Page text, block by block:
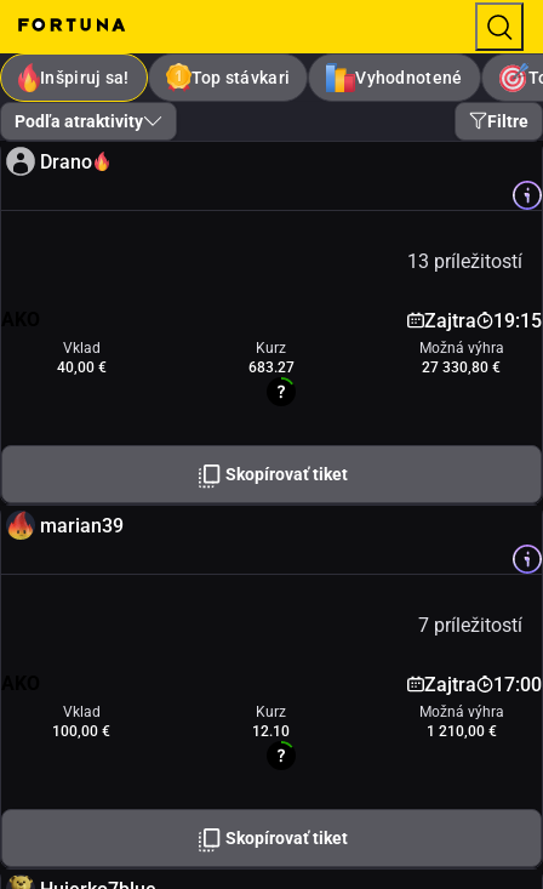
Inšpiruj sa! Top stávkari Vyhodnotené
Podľa atraktivity Filtre
Drano
13 príležitostí
Zajtra 19:15
Vklad
40,00 €
Kurz
683.27
Možná výhra
27 330,80 €
Skopírovať tiket
marian39
7 príležitostí
Zajtra 17:00
Vklad
100,00 €
Kurz
12.10
Možná výhra
1 210,00 €
Skopírovať tiket